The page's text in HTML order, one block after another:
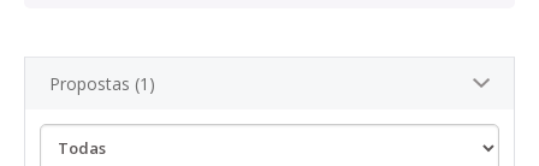
Propostas (1)